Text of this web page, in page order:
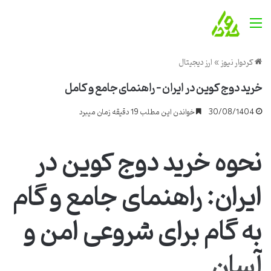
منو
کردوار نیوز»ارز دیجیتال
خرید دوج کوین در ایران – راهنمای جامع و کامل
30/08/1404 خواندن این مطلب 19 دقیقه زمان میبرد
نحوه خرید دوج کوین در
ایران: راهنمای جامع و گام
به گام برای شروعی امن و